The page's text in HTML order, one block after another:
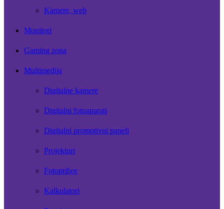
Kamere, web
Monitori
Gaming zona
Multimedija
Digitalne kamere
Digitalni fotoaparati
Digitalni promotivni paneli
Projektori
Fotopribor
Kalkulatori